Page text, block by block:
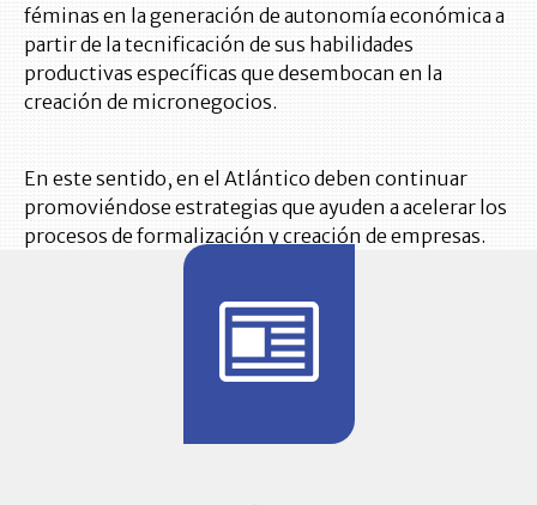
féminas en la generación de autonomía económica a
partir de la tecnificación de sus habilidades
productivas específicas que desembocan en la
creación de micronegocios.
En este sentido, en el Atlántico deben continuar
promoviéndose estrategias que ayuden a acelerar los
procesos de formalización y creación de empresas.